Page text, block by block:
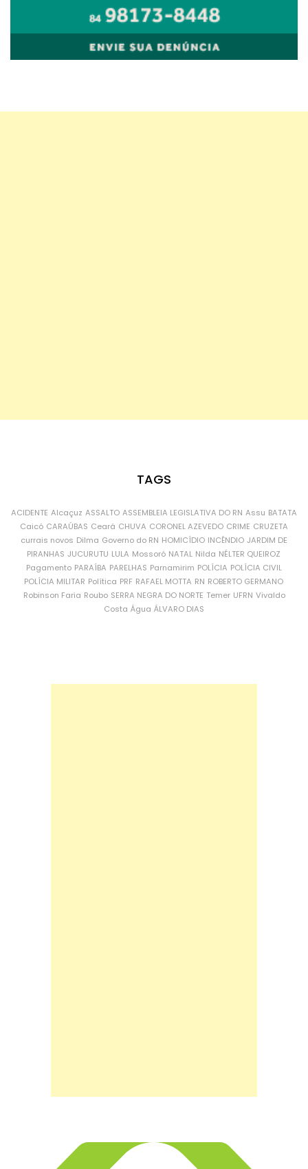
TAGS
ACIDENTE Alcaçuz ASSALTO ASSEMBLEIA LEGISLATIVA DO RN Assu BATATA
Caicó CARAÚBAS Ceará CHUVA CORONEL AZEVEDO CRIME CRUZETA
currais novos Dilma Governo do RN HOMICÍDIO INCÊNDIO JARDIM DE
PIRANHAS JUCURUTU LULA Mossoró NATAL Nilda NÉLTER QUEIROZ
Pagamento PARAÍBA PARELHAS Parnamirim POLÍCIA POLÍCIA CIVIL
POLÍCIA MILITAR Política PRF RAFAEL MOTTA RN ROBERTO GERMANO
Robinson Faria Roubo SERRA NEGRA DO NORTE Temer UFRN Vivaldo
Costa Água ÁLVARO DIAS